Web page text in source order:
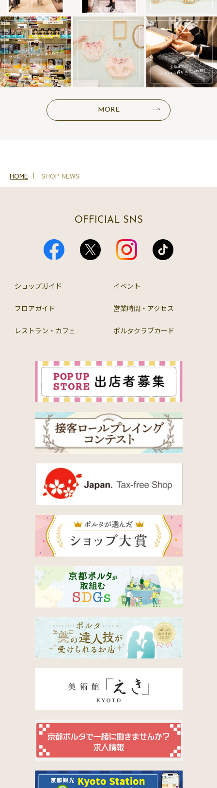
MORE
HOME SHOP NEWS
OFFICIAL SNS
ショップガイド イベント
フロアガイド 営業時間・アクセス
レストラン・カフェ ポルタクラブカード